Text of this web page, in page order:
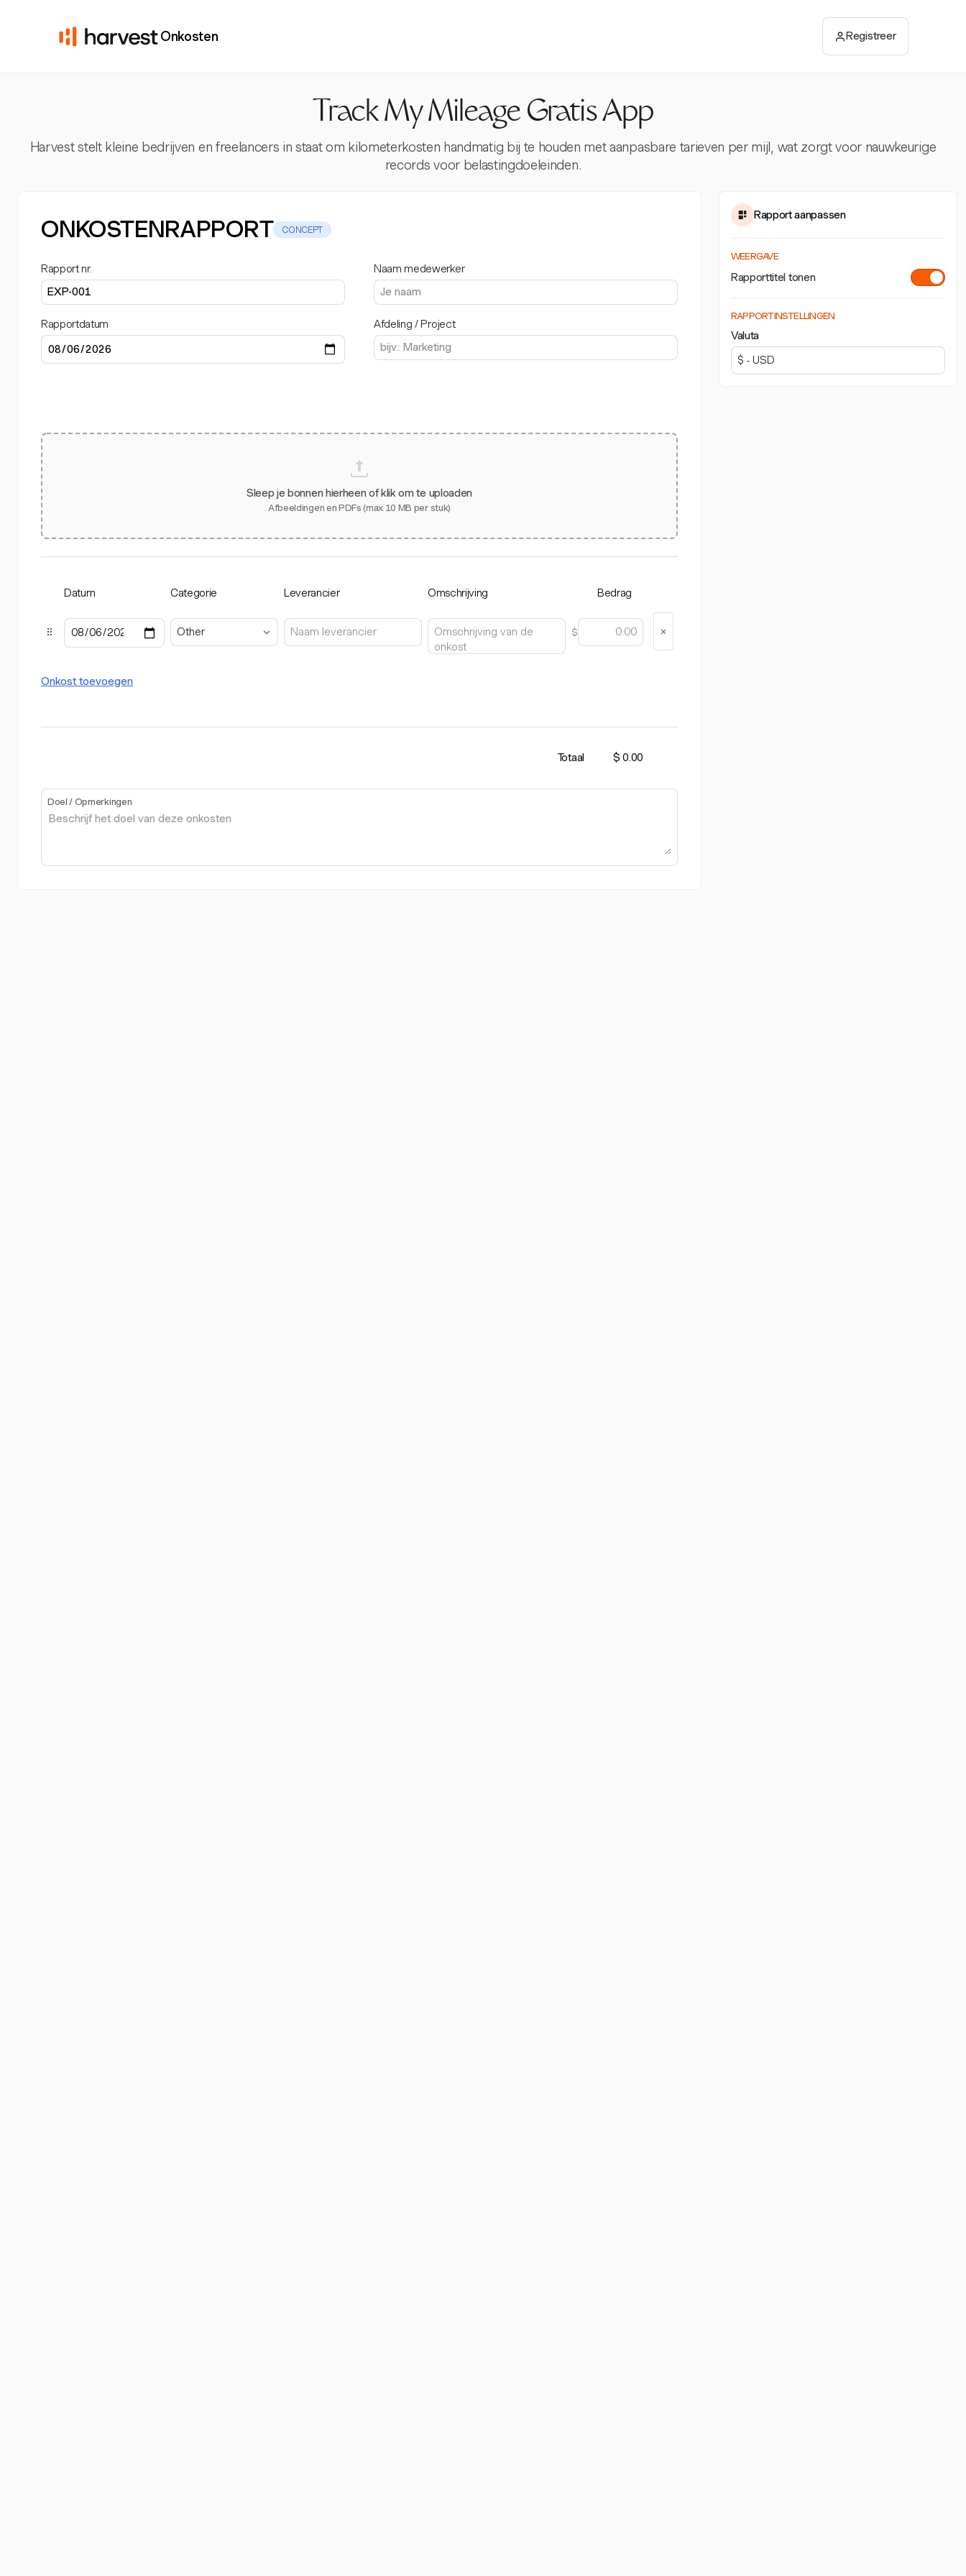
Onkosten Registreer
Track My Mileage Gratis App
Harvest stelt kleine bedrijven en freelancers in staat om kilometerkosten handmatig bij te houden met aanpasbare tarieven per mijl, wat zorgt voor nauwkeurige
records voor belastingdoeleinden.
ONKOSTENRAPPORT CONCEPT
Rapport nr.
Rapportdatum
Naam medewerker
Afdeling / Project
Sleep je bonnen hierheen of klik om te uploaden
Afbeeldingen en PDFs (max 10 MB per stuk)
Datum Categorie Leverancier Omschrijving Bedrag
Other $
Onkost toevoegen
Totaal $ 0.00
Doel / Opmerkingen
Rapport aanpassen
WEERGAVE
Rapporttitel tonen
RAPPORTINSTELLINGEN
Valuta